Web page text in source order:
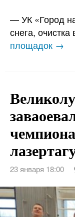
— УК «Город
снега,
площадок →
23 января 18:00